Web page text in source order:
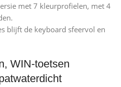
met 7 kleurprofielen, met 4
blijft de keyboard sfeervol en
WIN-toetsen